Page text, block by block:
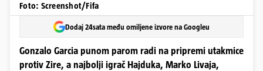
Foto: Screenshot/Fifa
Dodaj 24sata među omiljene izvore na Googleu
Gonzalo Garcia punom parom radi na pripremi utakmice
protiv Zire, a najbolji igrač Hajduka, Marko Livaja,